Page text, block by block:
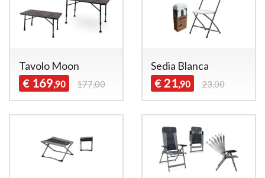
Tavolo Moon
€ 169,90 177,00
Sedia Blanca
€ 21,90 23,00